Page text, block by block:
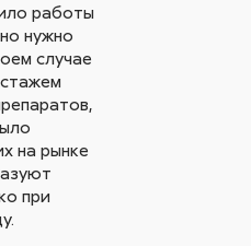
работы
нужно
случае
на рынке
при